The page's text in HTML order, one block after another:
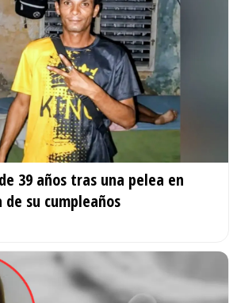
39 años tras una pelea en
de su cumpleaños